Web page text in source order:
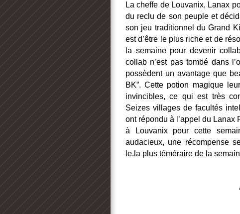
La cheffe de Louvanix, Lanax
du reclu de son peuple et
son jeu traditionnel du Grand
est d’être le plus riche et de
la semaine pour devenir
collab n’est pas tombé dans
possèdent un avantage que
BK”. Cette potion magique
invincibles, ce qui est très
Seizes villages de facultés
ont répondu à l’appel du Lanax
à Louvanix pour cette
audacieux, une récompense
le.la plus téméraire de la
“Ils sont fous